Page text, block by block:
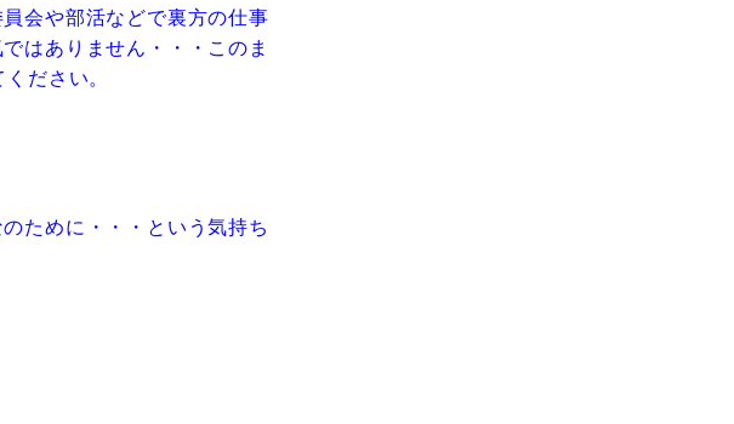
会や部活などで裏方の仕事
はありません・・・このま
ださい。
ために・・・という気持ち